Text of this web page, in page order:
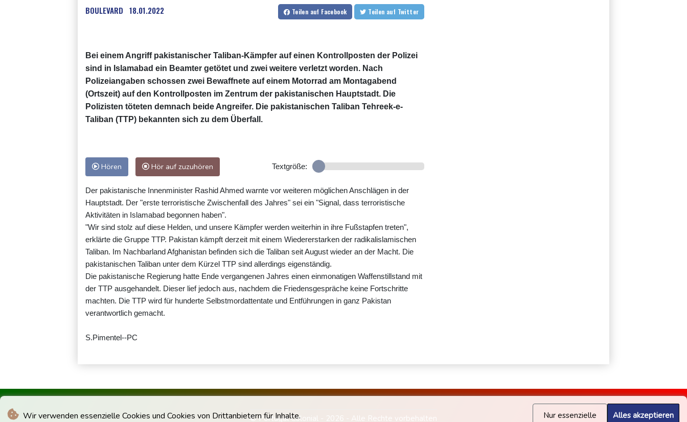
Wir verwenden essenzielle Cookies und Cookies von Drittanbietern für Inhalte. Nur essenzielle Alles akzeptieren
BOULEVARD 18.01.2022 Teilen auf Facebook Teilen auf Twitter
Bei einem Angriff pakistanischer Taliban-Kämpfer auf einen Kontrollposten der Polizei
sind in Islamabad ein Beamter getötet und zwei weitere verletzt worden. Nach
Polizeiangaben schossen zwei Bewaffnete auf einem Motorrad am Montagabend
(Ortszeit) auf den Kontrollposten im Zentrum der pakistanischen Hauptstadt. Die
Polizisten töteten demnach beide Angreifer. Die pakistanischen Taliban Tehreek-e-
Taliban (TTP) bekannten sich zu dem Überfall.
Hören Hör auf zuzuhören Textgröße:
Der pakistanische Innenminister Rashid Ahmed warnte vor weiteren möglichen Anschlägen in der
Hauptstadt. Der "erste terroristische Zwischenfall des Jahres" sei ein "Signal, dass terroristische
Aktivitäten in Islamabad begonnen haben".
"Wir sind stolz auf diese Helden, und unsere Kämpfer werden weiterhin in ihre Fußstapfen treten",
erklärte die Gruppe TTP. Pakistan kämpft derzeit mit einem Wiedererstarken der radikalislamischen
Taliban. Im Nachbarland Afghanistan befinden sich die Taliban seit August wieder an der Macht. Die
pakistanischen Taliban unter dem Kürzel TTP sind allerdings eigenständig.
Die pakistanische Regierung hatte Ende vergangenen Jahres einen einmonatigen Waffenstillstand mit
der TTP ausgehandelt. Dieser lief jedoch aus, nachdem die Friedensgespräche keine Fortschritte
machten. Die TTP wird für hunderte Selbstmordattentate und Entführungen in ganz Pakistan
verantwortlich gemacht.
S.Pimentel--PC
© Portugal Colonial - 2026 - Alle Rechte vorbehalten